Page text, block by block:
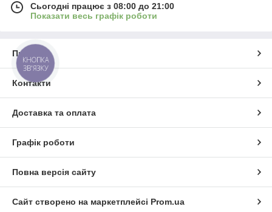
Сьогодні працює з 08:00 до 21:00
Показати весь графік роботи
Про нас
Контакти
Доставка та оплата
Графік роботи
Повна версія сайту
Сайт створено на маркетплейсі Prom.ua
КНОПКА
ЗВ'ЯЗКУ